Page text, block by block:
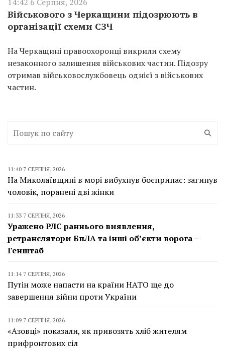
Військового з Черкащини підозрюють в
організації схеми СЗЧ
На Черкащині правоохоронці викрили схему
незаконного залишення військових частин. Підозру
отримав військовослужбовець однієї з військових
частин.
11:40 7 СЕРПНЯ, 2026
На Миколаївщині в морі вибухнув боєприпас: загинув
чоловік, поранені дві жінки
11:33 7 СЕРПНЯ, 2026
Уражено РЛС раннього виявлення,
ретранслятори БпЛА та інші об’єкти ворога –
Генштаб
11:14 7 СЕРПНЯ, 2026
Путін може напасти на країни НАТО ще до
завершення війни проти України
11:09 7 СЕРПНЯ, 2026
«Азовці» показали, як привозять хліб жителям
прифронтових сіл